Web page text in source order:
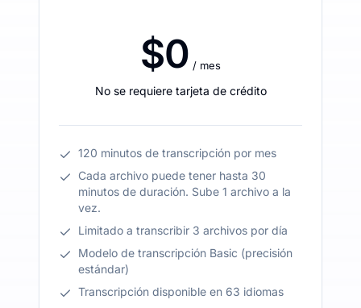
$0 / mes
No se requiere tarjeta de crédito
120 minutos de transcripción por mes
Cada archivo puede tener hasta 30
minutos de duración. Sube 1 archivo a la
vez.
Limitado a transcribir 3 archivos por día
Modelo de transcripción Basic (precisión
estándar)
Transcripción disponible en 63 idiomas